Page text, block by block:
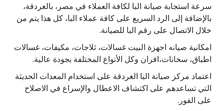
سرعة استجابة صيانة البا لكافة العملاء في مصر، بالغردقة،
بالإضافة إلى الرد السريع على كافة عملاء البا، كل هذا يتم من
خلال الاتصال على رقم البا للصيانة.
امكانية صيانه اجهزة البيت غسالات، ثلاجات، مكيفات، غسالات
اطباق، سخانات،افران وكل الأنواع المختلفة بجودة عالية.
اعتماد مركز صيانة البا الغردقة على استخدام المعدات الحديثة
التي تساعدهم على اكتشاف الاعطال والإسراع في الاصلاح
على الفور.